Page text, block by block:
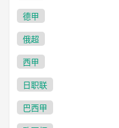
德甲
俄超
西甲
日职联
巴西甲